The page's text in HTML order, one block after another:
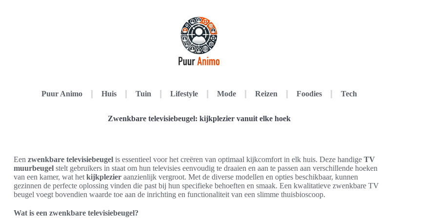
Puur Animo Huis Tuin Lifestyle Mode Reizen Foodies Tech
Zwenkbare televisiebeugel: kijkplezier vanuit elke hoek
Een zwenkbare televisiebeugel is essentieel voor het creëren van optimaal kijkcomfort in elk huis. Deze handige TV
muurbeugel stelt gebruikers in staat om hun televisies eenvoudig te draaien en aan te passen aan verschillende hoeken
van een kamer, wat het kijkplezier aanzienlijk vergroot. Met de diverse modellen en opties beschikbaar, kunnen
gezinnen de perfecte oplossing vinden die past bij hun specifieke behoeften en smaak. Een kwalitatieve zwenkbare TV
beugel voegt bovendien waarde toe aan de inrichting en functionaliteit van een slimme thuisbioscoop.
Wat is een zwenkbare televisiebeugel?